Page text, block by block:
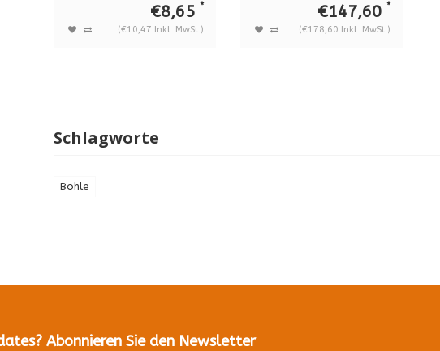
€8,65 *
(€10,47 Inkl. MwSt.)
€147,60 *
(€178,60 Inkl. MwSt.)
Schlagworte
Bohle
Abonnieren Sie den Newsletter